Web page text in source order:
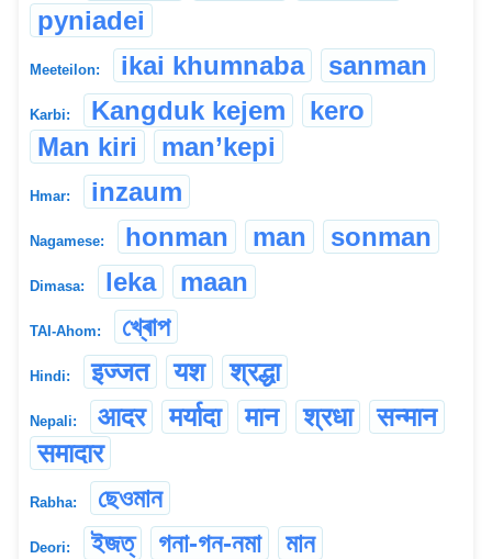
pyniadei
Meeteilon: ikai khumnaba sanman
Karbi: Kangduk kejem
kero
Man kiri
man’kepi
Hmar: inzaum
Nagamese: honman man sonman
Dimasa: leka maan
TAI-Ahom: খ্ৰোপ
Hindi: इज्जत यश श्रद्धा
Nepali: आदर मर्यादा मान श्रधा
सन्मान
समादार
Rabha: ছেওমান
Deori: ইজত্ গনা-গন-নমা মান